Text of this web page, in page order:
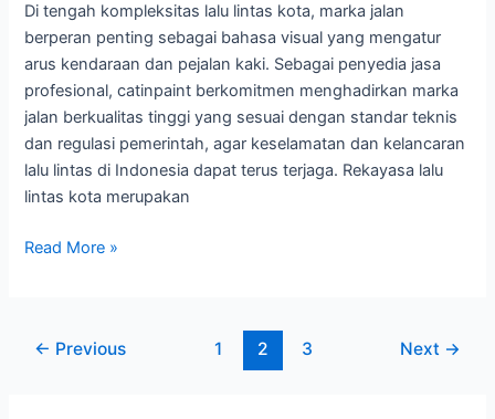
Di tengah kompleksitas lalu lintas kota, marka jalan
berperan penting sebagai bahasa visual yang mengatur
arus kendaraan dan pejalan kaki. Sebagai penyedia jasa
profesional, catinpaint berkomitmen menghadirkan marka
jalan berkualitas tinggi yang sesuai dengan standar teknis
dan regulasi pemerintah, agar keselamatan dan kelancaran
lalu lintas di Indonesia dapat terus terjaga. Rekayasa lalu
lintas kota merupakan
Marka
dari
Read More »
Post← Previous 1 2 3 Next →